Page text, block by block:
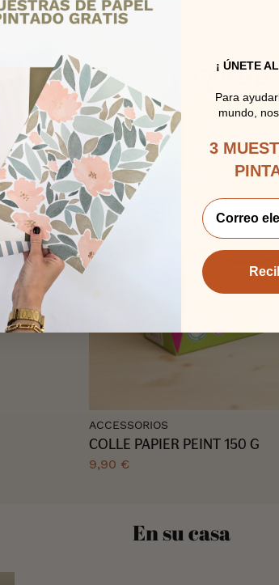
con
ACCESSORIOS
COLLE PAPIER PEINT 150 G
9,90 €
En su casa
¡ ÚNETE
Para
mundo,
3